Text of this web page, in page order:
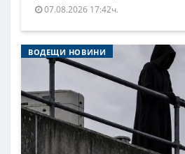
07.08.2026 17:42ч.
ВОДЕЩИ НОВИНИ